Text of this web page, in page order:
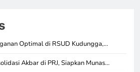
Optimal di RSUD Kudungga,…
Akbar di PRJ, Siapkan Munas…